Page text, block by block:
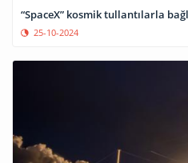
“SpaceX” kosmik tullantılarla
25-10-2024